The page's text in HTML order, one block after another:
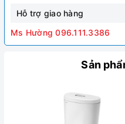
Hỗ trợ giao hàng
Ms Hường 096.111.3386
Sản